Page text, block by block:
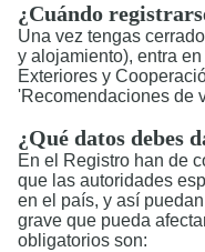
¿Cuándo
Una vez tengas
y alojamiento), entra
Exteriores y
'Recomendaciones de
¿Qué datos debes
En el Registro han de
que las autoridades
en el país, y así
grave que pueda
obligatorios son: